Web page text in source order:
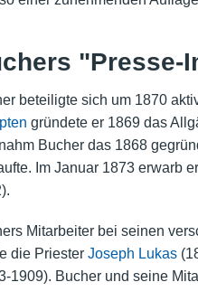
"Presse-
beteiligte sich um 1870
gründete er 1869 das
Bucher das 1868
Im Januar 1873 erwarb
Mitarbeiter bei seinen
die Priester Joseph Lukas
1909). Bucher und seine